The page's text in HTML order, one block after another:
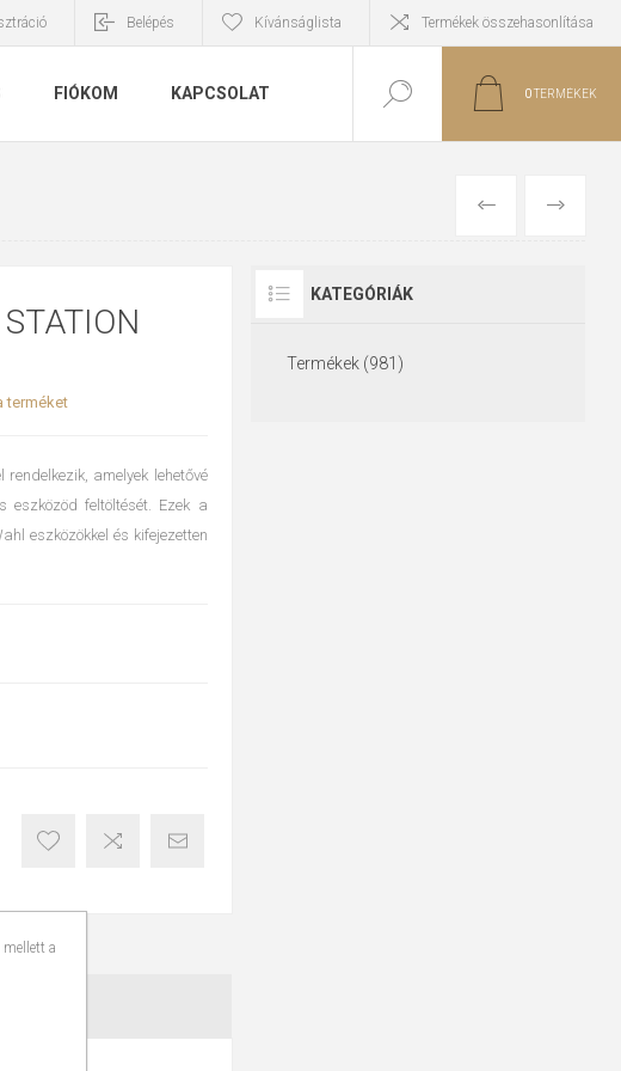
Belépés Kívánságlista Termékek összehasonlítása
FIÓKOM KAPCSOLAT 0TERMÉKEK
ELŐZŐ
terméket
amelyek lehetővé
eszközöd feltöltését. Ezek a
eszközökkel és kifejezetten
KATEGÓRIÁK
Termékek (981)
a